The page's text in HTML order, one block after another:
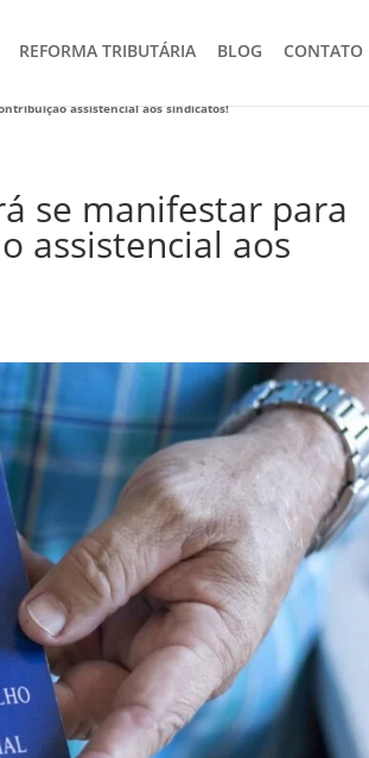
REFORMA TRIBUTÁRIA BLOG CONTATO
assistencial aos sindicatos!
se manifestar para
assistencial aos